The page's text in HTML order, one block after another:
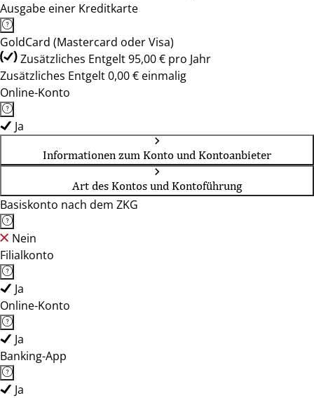
Ausgabe einer Kreditkarte
GoldCard (Mastercard oder Visa)
Zusätzliches Entgelt 95,00 € pro Jahr
Zusätzliches Entgelt 0,00 € einmalig
Online-Konto
Ja
Informationen zum Konto und Kontoanbieter
Art des Kontos und Kontoführung
Basiskonto nach dem ZKG
Nein
Filialkonto
Ja
Online-Konto
Ja
Banking-App
Ja